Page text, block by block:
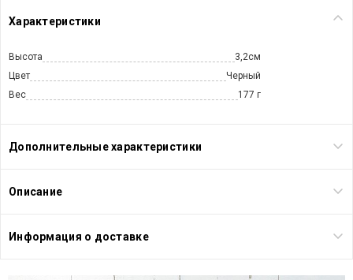
Характеристики
Высота
3,2см
Цвет
Черный
Вес
177 г
Дополнительные характеристики
Описание
Информация о доставке